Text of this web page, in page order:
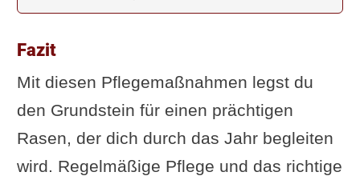
Fazit
Mit diesen Pflegemaßnahmen legst du
den Grundstein für einen prächtigen
Rasen, der dich durch das Jahr begleiten
wird. Regelmäßige Pflege und das richtige